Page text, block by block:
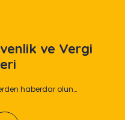
ve Vergi
haberdar olun…